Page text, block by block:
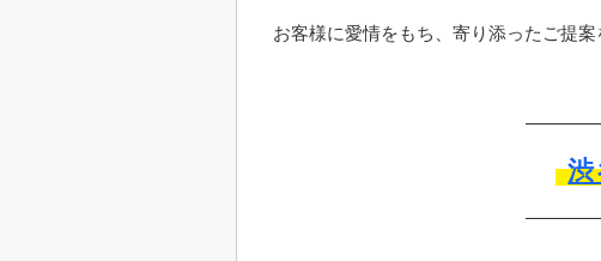
お客様に愛情をもち、寄り添ったご提